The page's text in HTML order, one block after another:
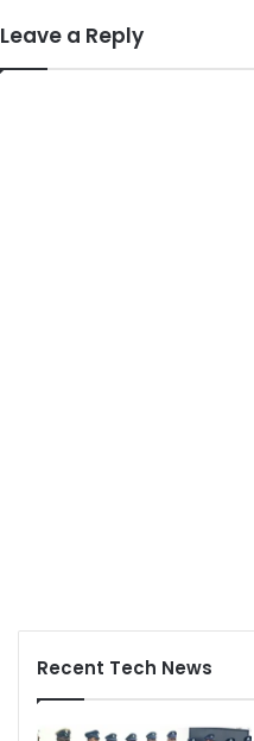
Leave a Reply
Recent Tech News